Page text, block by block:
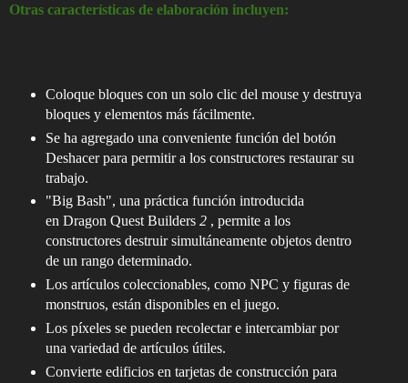
Otras características de elaboración incluyen:
Coloque bloques con un solo clic del mouse y destruya
bloques y elementos más fácilmente.
Se ha agregado una conveniente función del botón
Deshacer para permitir a los constructores restaurar su
trabajo.
"Big Bash", una práctica función introducida
en Dragon Quest Builders2, permite a los
constructores destruir simultáneamente objetos dentro
de un rango determinado.
Los artículos coleccionables, como NPC y figuras de
monstruos, están disponibles en el juego.
Los píxeles se pueden recolectar e intercambiar por
una variedad de artículos útiles.
Convierte edificios en tarjetas de construcción para